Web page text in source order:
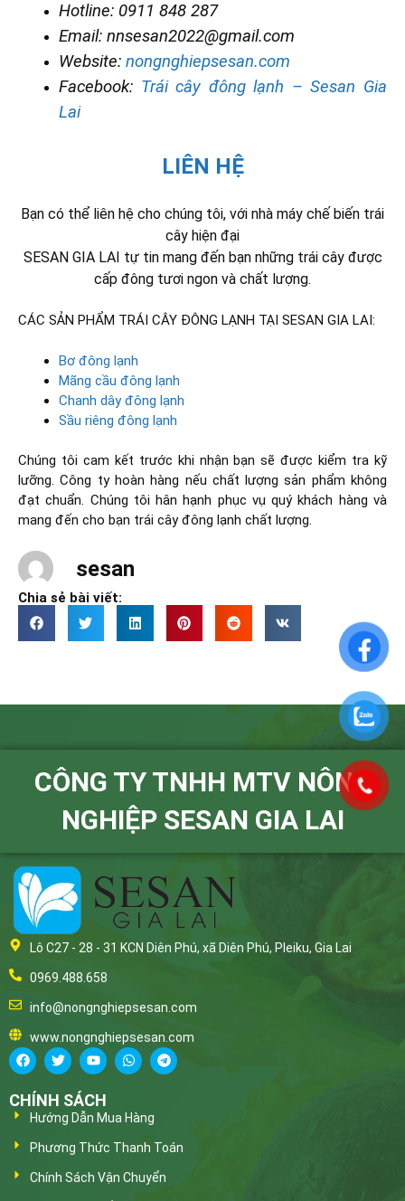
Hotline: 0911 848 287
Email: nnsesan2022@gmail.com
Website: nongnghiepsesan.com
Facebook: Trái cây đông lạnh – Sesan Gia
Lai
LIÊN HỆ
Bạn có thể liên hệ cho chúng tôi, với nhà máy chế biến trái
cây hiện đại
SESAN GIA LAI tự tin mang đến bạn những trái cây được
cấp đông tươi ngon và chất lượng.
CÁC SẢN PHẨM TRÁI CÂY ĐÔNG LẠNH TẠI SESAN GIA LAI:
Bơ đông lạnh
Mãng cầu đông lạnh
Chanh dây đông lạnh
Sầu riêng đông lạnh
Chúng tôi cam kết trước khi nhận bạn sẽ được kiểm tra kỹ
lưỡng. Công ty hoàn hàng nếu chất lượng sản phẩm không
đạt chuẩn. Chúng tôi hân hạnh phục vụ quý khách hàng và
mang đến cho bạn trái cây đông lạnh chất lượng.
sesan
Chia sẻ bài viết:
CÔNG TY TNHH MTV NÔNG
NGHIỆP SESAN GIA LAI
Lô C27 - 28 - 31 KCN Diên Phú, xã Diên Phú, Pleiku, Gia Lai
0969.488.658
info@nongnghiepsesan.com
www.nongnghiepsesan.com
CHÍNH SÁCH
Hướng Dẫn Mua Hàng
Phương Thức Thanh Toán
Chính Sách Vận Chuyển